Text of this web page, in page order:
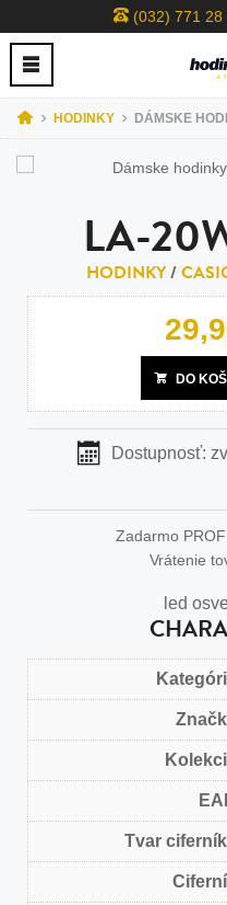
(032) 771 28
HODINKY DÁMSKE
LA-
HODINKY/
DO
Dostupnosť:
Zadarmo
Vrátenie
led
Tvar